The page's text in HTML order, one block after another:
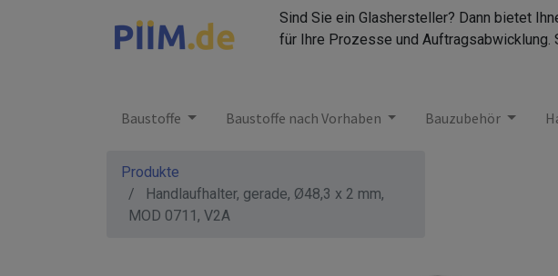
Sind Sie ein Glashersteller? Dann bietet
für Ihre Prozesse und
Baustoffe
Baustoffe nach Vorhaben Bauzubehör
Produkte
Handlaufhalter, gerade, Ø48,3 x 2 mm,
MOD 0711, V2A